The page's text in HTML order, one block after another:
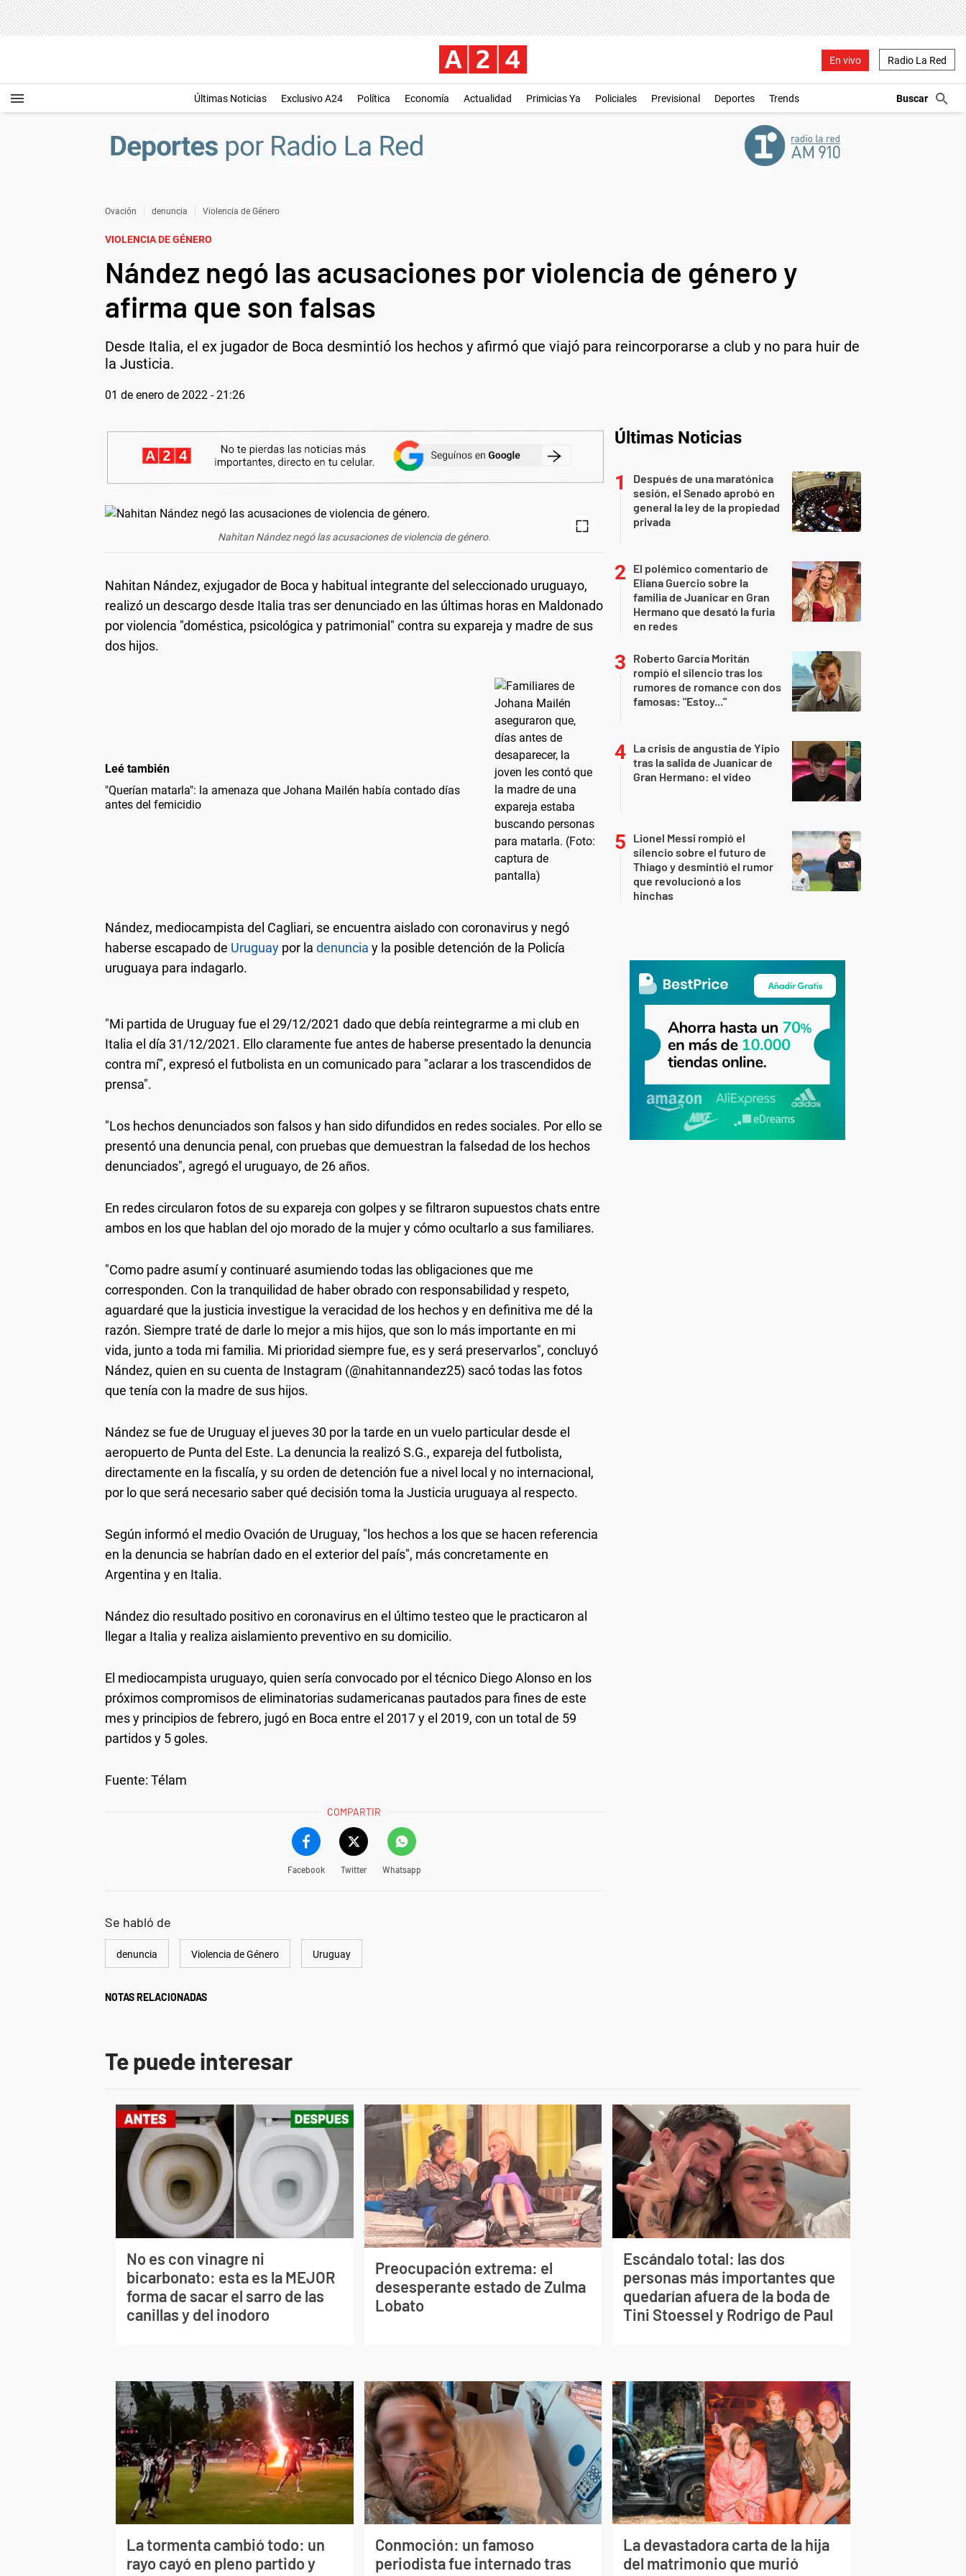
En vivo Radio La Red
Últimas Noticias Exclusivo A24 Política Economía Actualidad Primicias Ya Policiales Previsional Deportes Trends
Ovación denuncia Violencia de Género
VIOLENCIA DE GÉNERO
Nández negó las acusaciones por violencia de género y
afirma que son falsas
Desde Italia, el ex jugador de Boca desmintió los hechos y afirmó que viajó para reincorporarse a club y no para huir de
la Justicia.
01 de enero de 2022 - 21:26
Nahitan Nández negó las acusaciones de violencia de género.
Nahitan Nández, exjugador de Boca y habitual integrante del seleccionado uruguayo,
realizó un descargo desde Italia tras ser denunciado en las últimas horas en Maldonado
por violencia "doméstica, psicológica y patrimonial" contra su expareja y madre de sus
dos hijos.
Leé también
"Querían matarla": la amenaza que Johana Mailén había contado días
antes del femicidio
Nández, mediocampista del Cagliari, se encuentra aislado con coronavirus y negó
haberse escapado de Uruguay por la denuncia y la posible detención de la Policía
uruguaya para indagarlo.
"Mi partida de Uruguay fue el 29/12/2021 dado que debía reintegrarme a mi club en
Italia el día 31/12/2021. Ello claramente fue antes de haberse presentado la denuncia
contra mí", expresó el futbolista en un comunicado para "aclarar a los trascendidos de
prensa".
"Los hechos denunciados son falsos y han sido difundidos en redes sociales. Por ello se
presentó una denuncia penal, con pruebas que demuestran la falsedad de los hechos
denunciados", agregó el uruguayo, de 26 años.
En redes circularon fotos de su expareja con golpes y se filtraron supuestos chats entre
ambos en los que hablan del ojo morado de la mujer y cómo ocultarlo a sus familiares.
"Como padre asumí y continuaré asumiendo todas las obligaciones que me
corresponden. Con la tranquilidad de haber obrado con responsabilidad y respeto,
aguardaré que la justicia investigue la veracidad de los hechos y en definitiva me dé la
razón. Siempre traté de darle lo mejor a mis hijos, que son lo más importante en mi
vida, junto a toda mi familia. Mi prioridad siempre fue, es y será preservarlos", concluyó
Nández, quien en su cuenta de Instagram (@nahitannandez25) sacó todas las fotos
que tenía con la madre de sus hijos.
Nández se fue de Uruguay el jueves 30 por la tarde en un vuelo particular desde el
aeropuerto de Punta del Este. La denuncia la realizó S.G., expareja del futbolista,
directamente en la fiscalía, y su orden de detención fue a nivel local y no internacional,
por lo que será necesario saber qué decisión toma la Justicia uruguaya al respecto.
Según informó el medio Ovación de Uruguay, "los hechos a los que se hacen referencia
en la denuncia se habrían dado en el exterior del país", más concretamente en
Argentina y en Italia.
Nández dio resultado positivo en coronavirus en el último testeo que le practicaron al
llegar a Italia y realiza aislamiento preventivo en su domicilio.
El mediocampista uruguayo, quien sería convocado por el técnico Diego Alonso en los
próximos compromisos de eliminatorias sudamericanas pautados para fines de este
mes y principios de febrero, jugó en Boca entre el 2017 y el 2019, con un total de 59
partidos y 5 goles.
Fuente: Télam
COMPARTIR
Facebook Twitter Whatsapp
Se habló de
denuncia Violencia de Género Uruguay
NOTAS RELACIONADAS
Últimas Noticias
Después de una maratónica
sesión, el Senado aprobó en
general la ley de la propiedad
privada
El polémico comentario de
Eliana Guercio sobre la
familia de Juanicar en Gran
Hermano que desató la furia
en redes
Roberto García Moritán
rompió el silencio tras los
rumores de romance con dos
famosas: "Estoy..."
La crisis de angustia de Yipio
tras la salida de Juanicar de
Gran Hermano: el video
Lionel Messi rompió el
silencio sobre el futuro de
Thiago y desmintió el rumor
que revolucionó a los
hinchas
Te puede interesar
No es con vinagre ni
bicarbonato: esta es la MEJOR
forma de sacar el sarro de las
canillas y del inodoro
Preocupación extrema: el
desesperante estado de Zulma
Lobato
Escándalo total: las dos
personas más importantes que
quedarían afuera de la boda de
Tini Stoessel y Rodrigo de Paul
La tormenta cambió todo: un
rayo cayó en pleno partido y
Conmoción: un famoso
periodista fue internado tras
La devastadora carta de la hija
del matrimonio que murió